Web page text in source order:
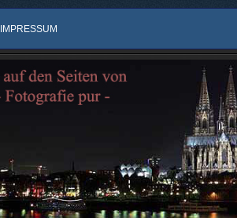
IMPRESSUM